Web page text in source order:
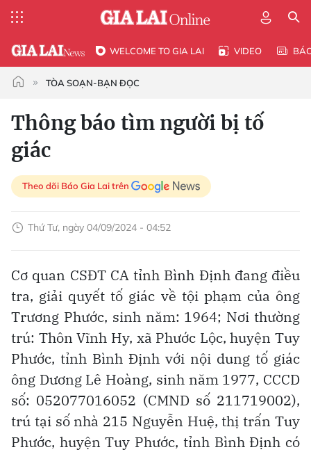
WELCOME TO GIA LAI VIDEO
TÒA SOẠN-BẠN ĐỌC
Thông báo tìm người bị tố
giác
Theo dõi Báo Gia Lai trên
Thứ Tư, ngày 04/09/2024 - 04:52
Cơ quan CSĐT CA tỉnh Bình Định đang điều
tra, giải quyết tố giác về tội phạm của ông
Trương Phước, sinh năm: 1964; Nơi thường
trú: Thôn Vĩnh Hy, xã Phước Lộc, huyện Tuy
Phước, tỉnh Bình Định với nội dung tố giác
ông Dương Lê Hoàng, sinh năm 1977, CCCD
số: 052077016052 (CMND số 211719002),
trú tại số nhà 215 Nguyễn Huệ, thị trấn Tuy
Phước, huyện Tuy Phước, tỉnh Bình Định có